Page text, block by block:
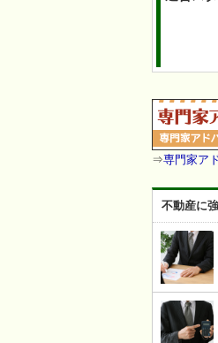
⇒専門家ア
不動産に